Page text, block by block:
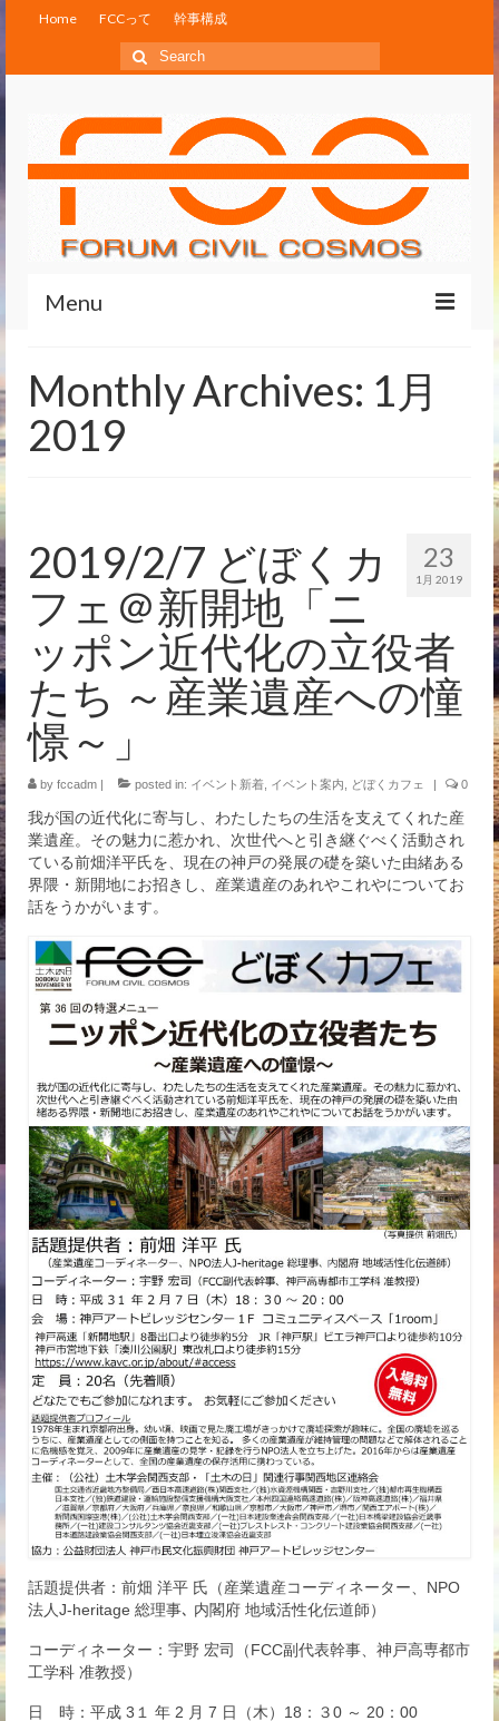
Home FCCって 幹事構成
Search
for:
Menu
FCCって
幹事構成
Monthly Archives: 1月
2019
23
1月 2019
2019/2/7 どぼくカ
フェ＠新開地「ニ
ッポン近代化の立役者
たち ～産業遺産への憧
憬～」
by fccadm | posted in: イベント新着 イベント案内 どぼくカフェ | 0
我が国の近代化に寄与し、わたしたちの生活を支えてくれた産
業遺産。その魅力に惹かれ、次世代へと引き継ぐべく活動され
ている前畑洋平氏を、現在の神戸の発展の礎を築いた由緒ある
界隈・新開地にお招きし、産業遺産のあれやこれやについてお
話をうかがいます。
話題提供者：前畑 洋平 氏（産業遺産コーディネーター、NPO
法人J-heritage 総理事､ 内閣府 地域活性化伝道師）
コーディネーター：宇野 宏司（FCC副代表幹事、神戸高専都市
工学科 准教授）
日 時：平成 3１ 年 2 月 7 日（木）18：３0 ～ 20：00